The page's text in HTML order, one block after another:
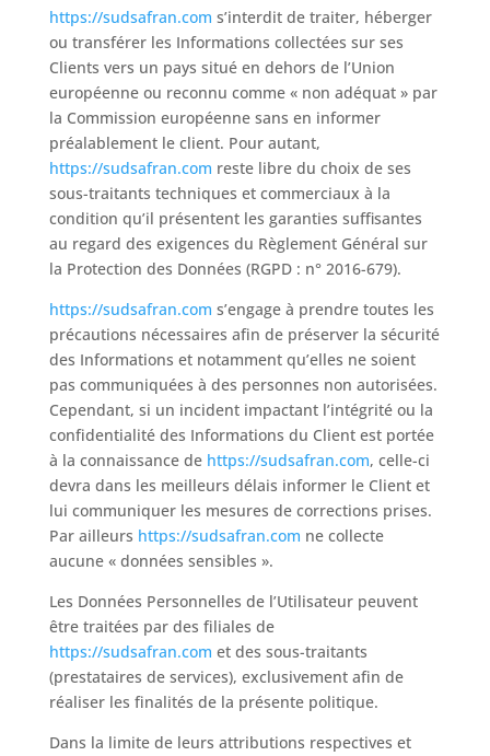
https://sudsafran.com s’interdit de traiter, héberger
ou transférer les Informations collectées sur ses
Clients vers un pays situé en dehors de l’Union
européenne ou reconnu comme « non adéquat » par
la Commission européenne sans en informer
préalablement le client. Pour autant,
https://sudsafran.com reste libre du choix de ses
sous-traitants techniques et commerciaux à la
condition qu’il présentent les garanties suffisantes
au regard des exigences du Règlement Général sur
la Protection des Données (RGPD : n° 2016-679).
https://sudsafran.com s’engage à prendre toutes les
précautions nécessaires afin de préserver la sécurité
des Informations et notamment qu’elles ne soient
pas communiquées à des personnes non autorisées.
Cependant, si un incident impactant l’intégrité ou la
confidentialité des Informations du Client est portée
à la connaissance de https://sudsafran.com, celle-ci
devra dans les meilleurs délais informer le Client et
lui communiquer les mesures de corrections prises.
Par ailleurs https://sudsafran.com ne collecte
aucune « données sensibles ».
Les Données Personnelles de l’Utilisateur peuvent
être traitées par des filiales de
https://sudsafran.com et des sous-traitants
(prestataires de services), exclusivement afin de
réaliser les finalités de la présente politique.
Dans la limite de leurs attributions respectives et